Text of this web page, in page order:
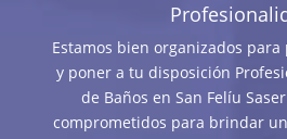
Estamos bien organizados
y poner a tu disposición
de Baños en San Felíu
comprometidos para brindar